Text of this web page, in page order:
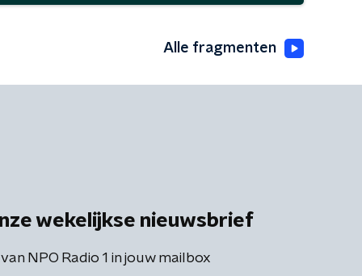
Alle fragmenten
wekelijkse nieuwsbrief
NPO Radio 1 in jouw mailbox